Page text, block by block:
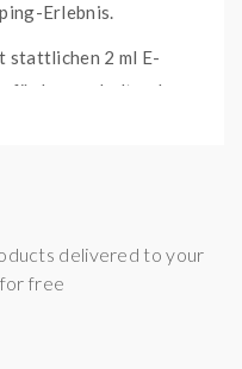
Erlebnis.
stattlichen 2 ml E-
lang anhaltende
Geschmack ohne
Mojito
delivered to your
free